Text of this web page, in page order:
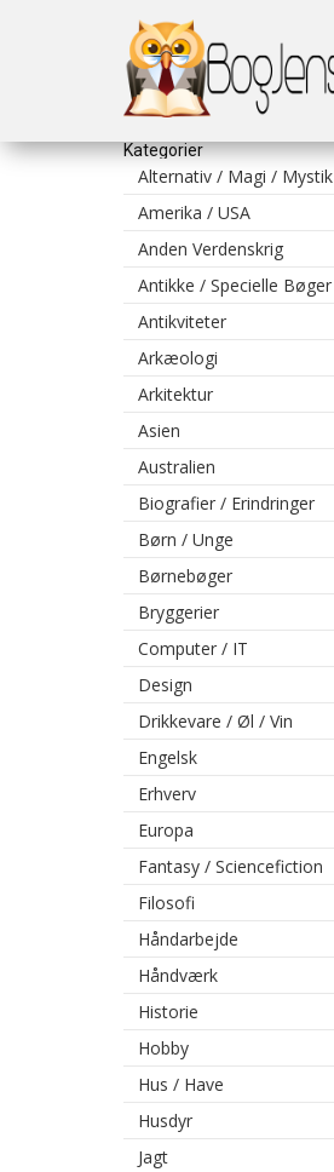
Kategorier
Alternativ / Magi / Mystik
Amerika / USA
Anden Verdenskrig
Antikke / Specielle Bøger
Antikviteter
Arkæologi
Arkitektur
Asien
Australien
Biografier / Erindringer
Børn / Unge
Børnebøger
Bryggerier
Computer / IT
Design
Drikkevare / Øl / Vin
Engelsk
Erhverv
Europa
Fantasy / Sciencefiction
Filosofi
Håndarbejde
Håndværk
Historie
Hobby
Hus / Have
Husdyr
Jagt